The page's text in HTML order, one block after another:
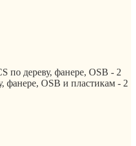
по дереву, фанере, OSB - 2
фанере, OSB и пластикам - 2